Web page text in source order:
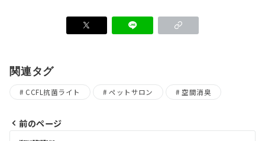
関連タグ
CCFL抗菌ライト ペットサロン 空間消臭
前のページ